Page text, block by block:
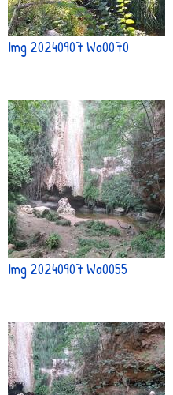
Img 20240907 Wa0070
Img 20240907 Wa0055